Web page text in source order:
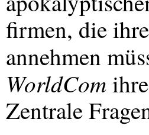
firmen, die
annehmen
WorldCom
Zentrale